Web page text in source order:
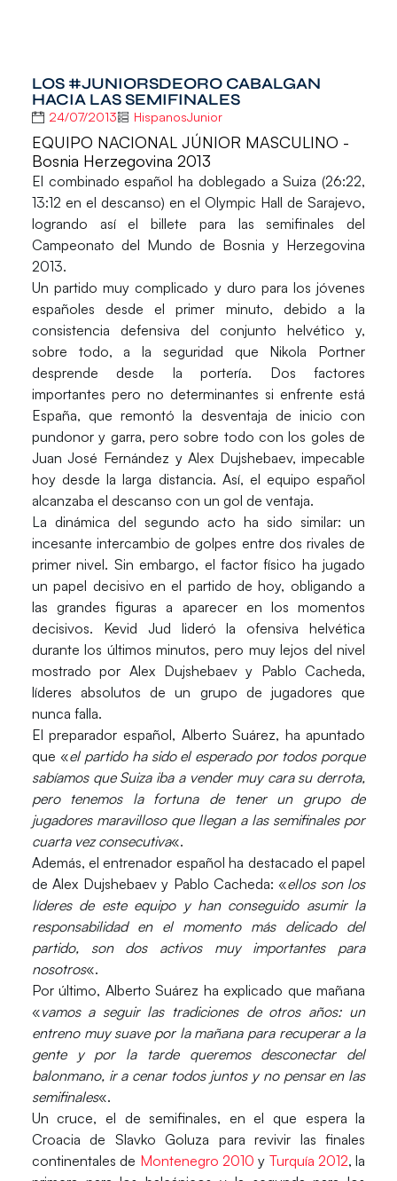
LOS #JUNIORSDEORO CABALGAN
HACIA LAS SEMIFINALES
24/07/2013 HispanosJunior
EQUIPO NACIONAL JÚNIOR MASCULINO -
Bosnia Herzegovina 2013
El combinado español ha doblegado a Suiza (26:22,
13:12 en el descanso) en el Olympic Hall de Sarajevo,
logrando así el billete para las semifinales del
Campeonato del Mundo de Bosnia y Herzegovina
2013.
Un partido muy complicado y duro para los jóvenes
españoles desde el primer minuto, debido a la
consistencia defensiva del conjunto helvético y,
sobre todo, a la seguridad que Nikola Portner
desprende desde la portería. Dos factores
importantes pero no determinantes si enfrente está
España, que remontó la desventaja de inicio con
pundonor y garra, pero sobre todo con los goles de
Juan José Fernández y Alex Dujshebaev, impecable
hoy desde la larga distancia. Así, el equipo español
alcanzaba el descanso con un gol de ventaja.
La dinámica del segundo acto ha sido similar: un
incesante intercambio de golpes entre dos rivales de
primer nivel. Sin embargo, el factor físico ha jugado
un papel decisivo en el partido de hoy, obligando a
las grandes figuras a aparecer en los momentos
decisivos. Kevid Jud lideró la ofensiva helvética
durante los últimos minutos, pero muy lejos del nivel
mostrado por Alex Dujshebaevy Pablo Cacheda,
líderes absolutos de un grupo de jugadores que
nunca falla.
El preparador español, Alberto Suárez, ha apuntado
que «el partido ha sido el esperado por todos porque
sabíamos que Suiza iba a vender muy cara su derrota,
pero tenemos la fortuna de tener un grupo de
jugadores maravilloso que llegan a las semifinales por
cuarta vez consecutiva«.
Además, el entrenador español ha destacado el papel
de Alex Dujshebaev y Pablo Cacheda: «ellos son los
líderes de este equipo y han conseguido asumir la
responsabilidad en el momento más delicado del
partido, son dos activos muy importantes para
nosotros«.
Por último, Alberto Suárez ha explicado que mañana
«vamos a seguir las tradiciones de otros años: un
entreno muy suave por la mañana para recuperar a la
gente y por la tarde queremos desconectar del
balonmano, ir a cenar todos juntos y no pensar en las
semifinales«.
Un cruce, el de semifinales, en el que espera la
Croacia de Slavko Goluza para revivir las finales
continentales de Montenegro 2010 y Turquía 2012, la